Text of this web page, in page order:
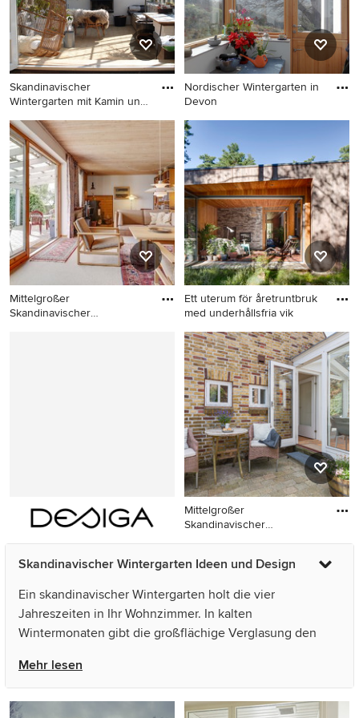
Skandinavischer
Wintergarten mit Kamin und
Skandinavischer
Wintergarten mit Kamin und
Glasdecke in Aarhus
Nordischer Wintergarten in
Devon
Nordischer Wintergarten in
Devon
Mittelgroßer
Skandinavischer
Ett uterum för åretruntbruk
med underhållsfria vik
Skandinavischer
Wintergarten in Malmö
Mittelgroßer
Skandinavischer
Mittelgroßer Skandinavischer
Wintergarten in Miami
Skandinavischer Wintergarten Ideen und Design
Ein skandinavischer Wintergarten holt die vier
Jahreszeiten in Ihr Wohnzimmer. In kalten
Wintermonaten gibt die großflächige Verglasung den
Wohnhaus einem auch bei schlechtem Wetter das Gefühl
draußen und gleichzeitig drinnen zu sitzen. Die
Einrichtung eines Wintergartens ist so vielfältig wie ihr
Mehr lesen